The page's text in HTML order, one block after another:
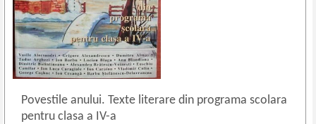
Povestile anului. Texte literare din programa scolara
pentru clasa a IV-a